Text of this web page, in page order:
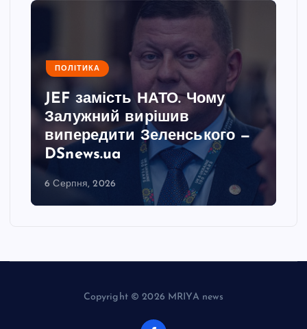
ПОЛІТИКА
JEF замість НАТО. Чому
Залужний вирішив
випередити Зеленського —
DSnews.ua
6 Серпня, 2026
Copyright © 2026 MRIYA news